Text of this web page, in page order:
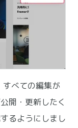
すべての編集が
開・更新したく
るようにしまし